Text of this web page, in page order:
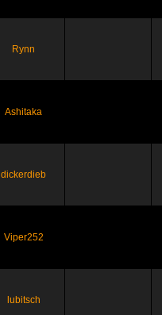
Rynn
Ashitaka
dickerdieb
Viper252
lubitsch